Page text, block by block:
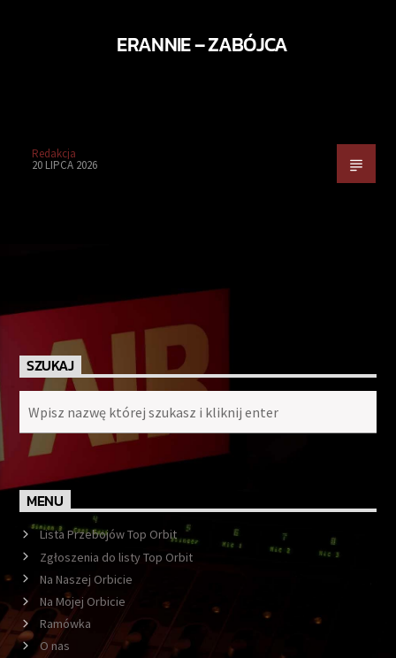
ERANNIE – ZABÓJCA
Redakcja
20 LIPCA 2026
SZUKAJ
MENU
Lista Przebojów Top Orbit
Zgłoszenia do listy Top Orbit
Na Naszej Orbicie
Na Mojej Orbicie
Ramówka
O nas